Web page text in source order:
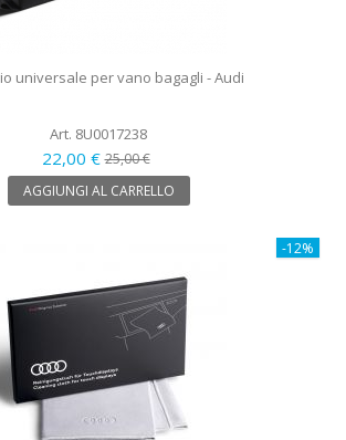
universale per vano bagagli - Audi
Art. 8U0017238
22,00 €25,00 €
AGGIUNGI AL CARRELLO
-12%